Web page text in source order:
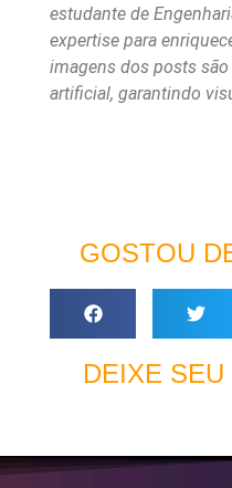
estudante de
expertise para
imagens dos posts
artificial, garantindo
GOSTOU
DEIXE